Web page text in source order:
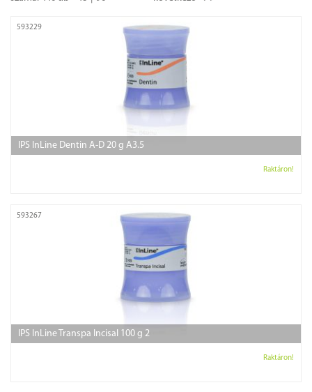
593229
IPS InLine Dentin A-D 20 g A3.5
Raktáron!
593267
IPS InLine Transpa Incisal 100 g 2
Raktáron!